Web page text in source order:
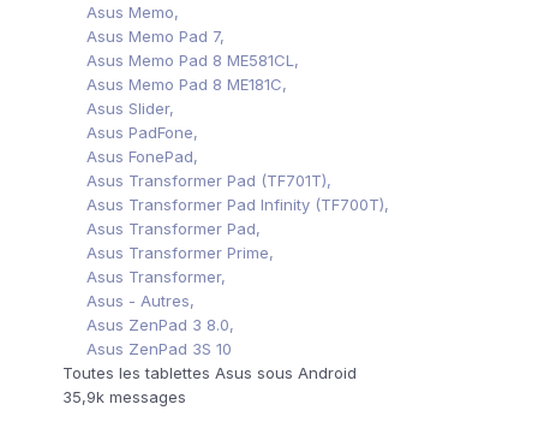
Asus Memo
Asus Memo Pad 7
Asus Memo Pad 8 ME581CL
Asus Memo Pad 8 ME181C
Asus Slider
Asus PadFone
Asus FonePad
Asus Transformer Pad (TF701T)
Asus Transformer Pad Infinity (TF700T)
Asus Transformer Pad
Asus Transformer Prime
Asus Transformer
Asus - Autres
Asus ZenPad 3 8.0
Asus ZenPad 3S 10
Toutes les tablettes Asus sous Android
35,9k messages